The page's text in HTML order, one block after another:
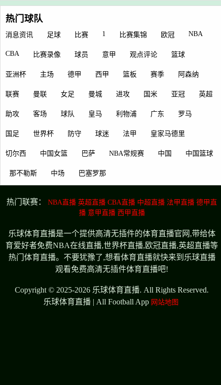
热门球队
消息资讯 足球 比赛 1 比赛集锦 欧冠 NBA
CBA 比赛录像 球员 意甲 观点评论 篮球
亚洲杯 主场 德甲 西甲 篮板 赛季 阿森纳
联赛 曼联 女足 曼城 进攻 国米 亚冠 英超
助攻 客场 球队 皇马 利物浦 广东 罗马
国足 世界杯 防守 球迷 法甲 皇家马德里
切尔西 中国女篮 巴萨 NBA常规赛 中国 中国篮球
那不勒斯 中场 巴塞罗那
热门联赛： NBA直播 英超直播 CBA直播 中超直播 法甲直播 德甲直
播 意甲直播 西甲直播
乐球体育直播是一个提供高清无插件的体育直播官网,带给体
育爱好者免费NBA在线直播,世界杯直播,欧冠直播,英超直播等
热门体育直播。不要犹豫了,想看体育直播就快来到乐球直播
观看免费高清无插件体育直播吧!
Copyright © 2025-2026 乐球体育直播. All Rights Reserved.
乐球体育直播 | All Football App 网站地图